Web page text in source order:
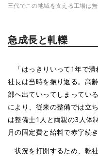
三代でこの地域を支える工場は
急成長と軋轢
「はっきりいって1年で潰
社長は当時を振り返る。高
部へ出ていってしまってい
により、従来の整備では立
は整備士1人と両親の3人体
月の固定費と給料で赤字続
状況を打開するため、乾